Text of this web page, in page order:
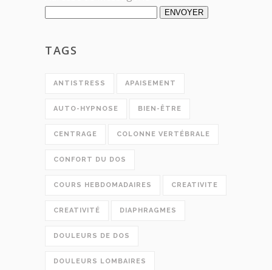
ENVOYER
TAGS
ANTISTRESS APAISEMENT
AUTO-HYPNOSE BIEN-ÊTRE
CENTRAGE COLONNE VERTÉBRALE
CONFORT DU DOS
COURS HEBDOMADAIRES CREATIVITE
CREATIVITÉ DIAPHRAGMES
DOULEURS DE DOS
DOULEURS LOMBAIRES